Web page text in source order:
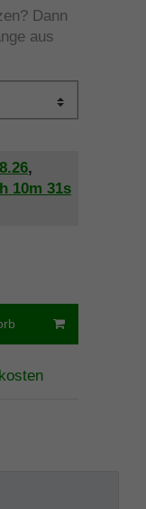
Dann
aus
,
10m 31s